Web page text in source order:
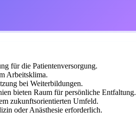
für die Patientenversorgung.
Arbeitsklima.
bei Weiterbildungen.
bieten Raum für persönliche Entfaltung.
zukunftsorientierten Umfeld.
oder Anästhesie erforderlich.